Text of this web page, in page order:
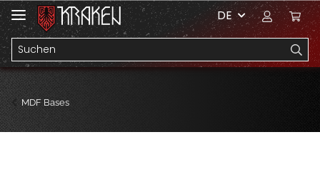
DE
MDF Bases